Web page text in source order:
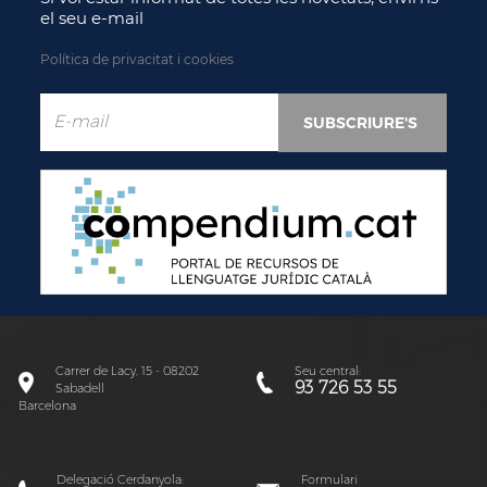
el seu e-mail
Política de privacitat i cookies
Carrer de Lacy, 15 - 08202
Sabadell
Barcelona
Seu central:
93 726 53 55
Delegació Cerdanyola: Formulari